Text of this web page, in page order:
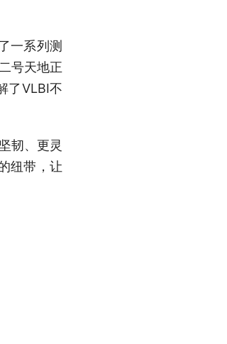
一系列测
号天地正
了VLBI不
韧、更灵
纽带，让